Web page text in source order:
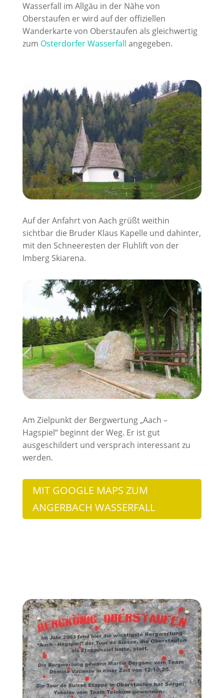
Wasserfall im Allgäu in der Nähe von
Oberstaufen er wird auf der offiziellen
Wanderkarte von Oberstaufen als gleichwertig
zum Osterdorfer Wasserfall angegeben.
Auf der Anfahrt von Aach grüßt weithin
sichtbar die Bruder Klaus Kapelle und dahinter,
mit den Schneeresten der Fluhlift von der
Imberg Skiarena.
Am Zielpunkt der Bergwertung „Aach –
Hagspiel“ beginnt der Weg. Er ist gut
ausgeschildert und versprach interessant zu
werden.
MIT GOOGLE MAPS ZUM
ANGERBACH WASSERFALL